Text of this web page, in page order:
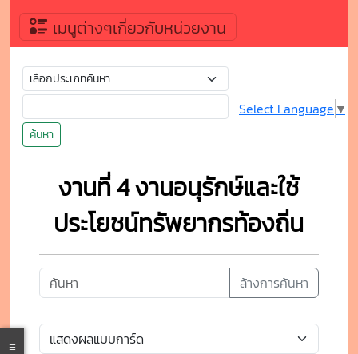
เมนูต่างๆเกี่ยวกับหน่วยงาน
ค้นหา
Select Language ▼
งานที่ 4 งานอนุรักษ์และใช้
ประโยชน์ทรัพยากรท้องถิ่น
ล้างการค้นหา